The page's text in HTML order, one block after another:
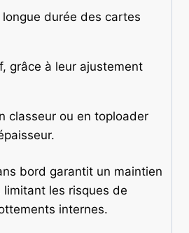
durée des cartes
grâce à leur ajustement
classeur ou en toploader
bord garantit un maintien
les risques de
internes.